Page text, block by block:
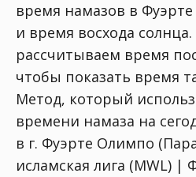
время намазов в
и время восхода
рассчитываем время
чтобы показать время
Метод, который
времени намаза на
в г. Фуэрте Олимпо
исламская лига (MWL) |